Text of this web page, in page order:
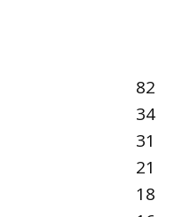
82
34
31
21
18